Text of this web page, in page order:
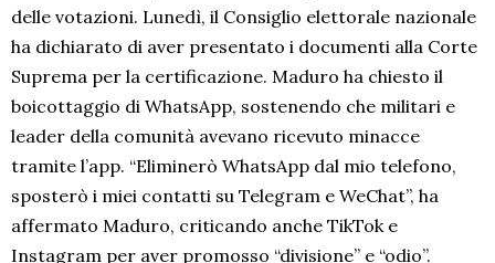
delle votazioni. Lunedì, il Consiglio elettorale nazionale
ha dichiarato di aver presentato i documenti alla Corte
Suprema per la certificazione. Maduro ha chiesto il
boicottaggio di WhatsApp, sostenendo che militari e
leader della comunità avevano ricevuto minacce
tramite l’app. “Eliminerò WhatsApp dal mio telefono,
sposterò i miei contatti su Telegram e WeChat”, ha
affermato Maduro, criticando anche TikTok e
Instagram per aver promosso “divisione” e “odio”.